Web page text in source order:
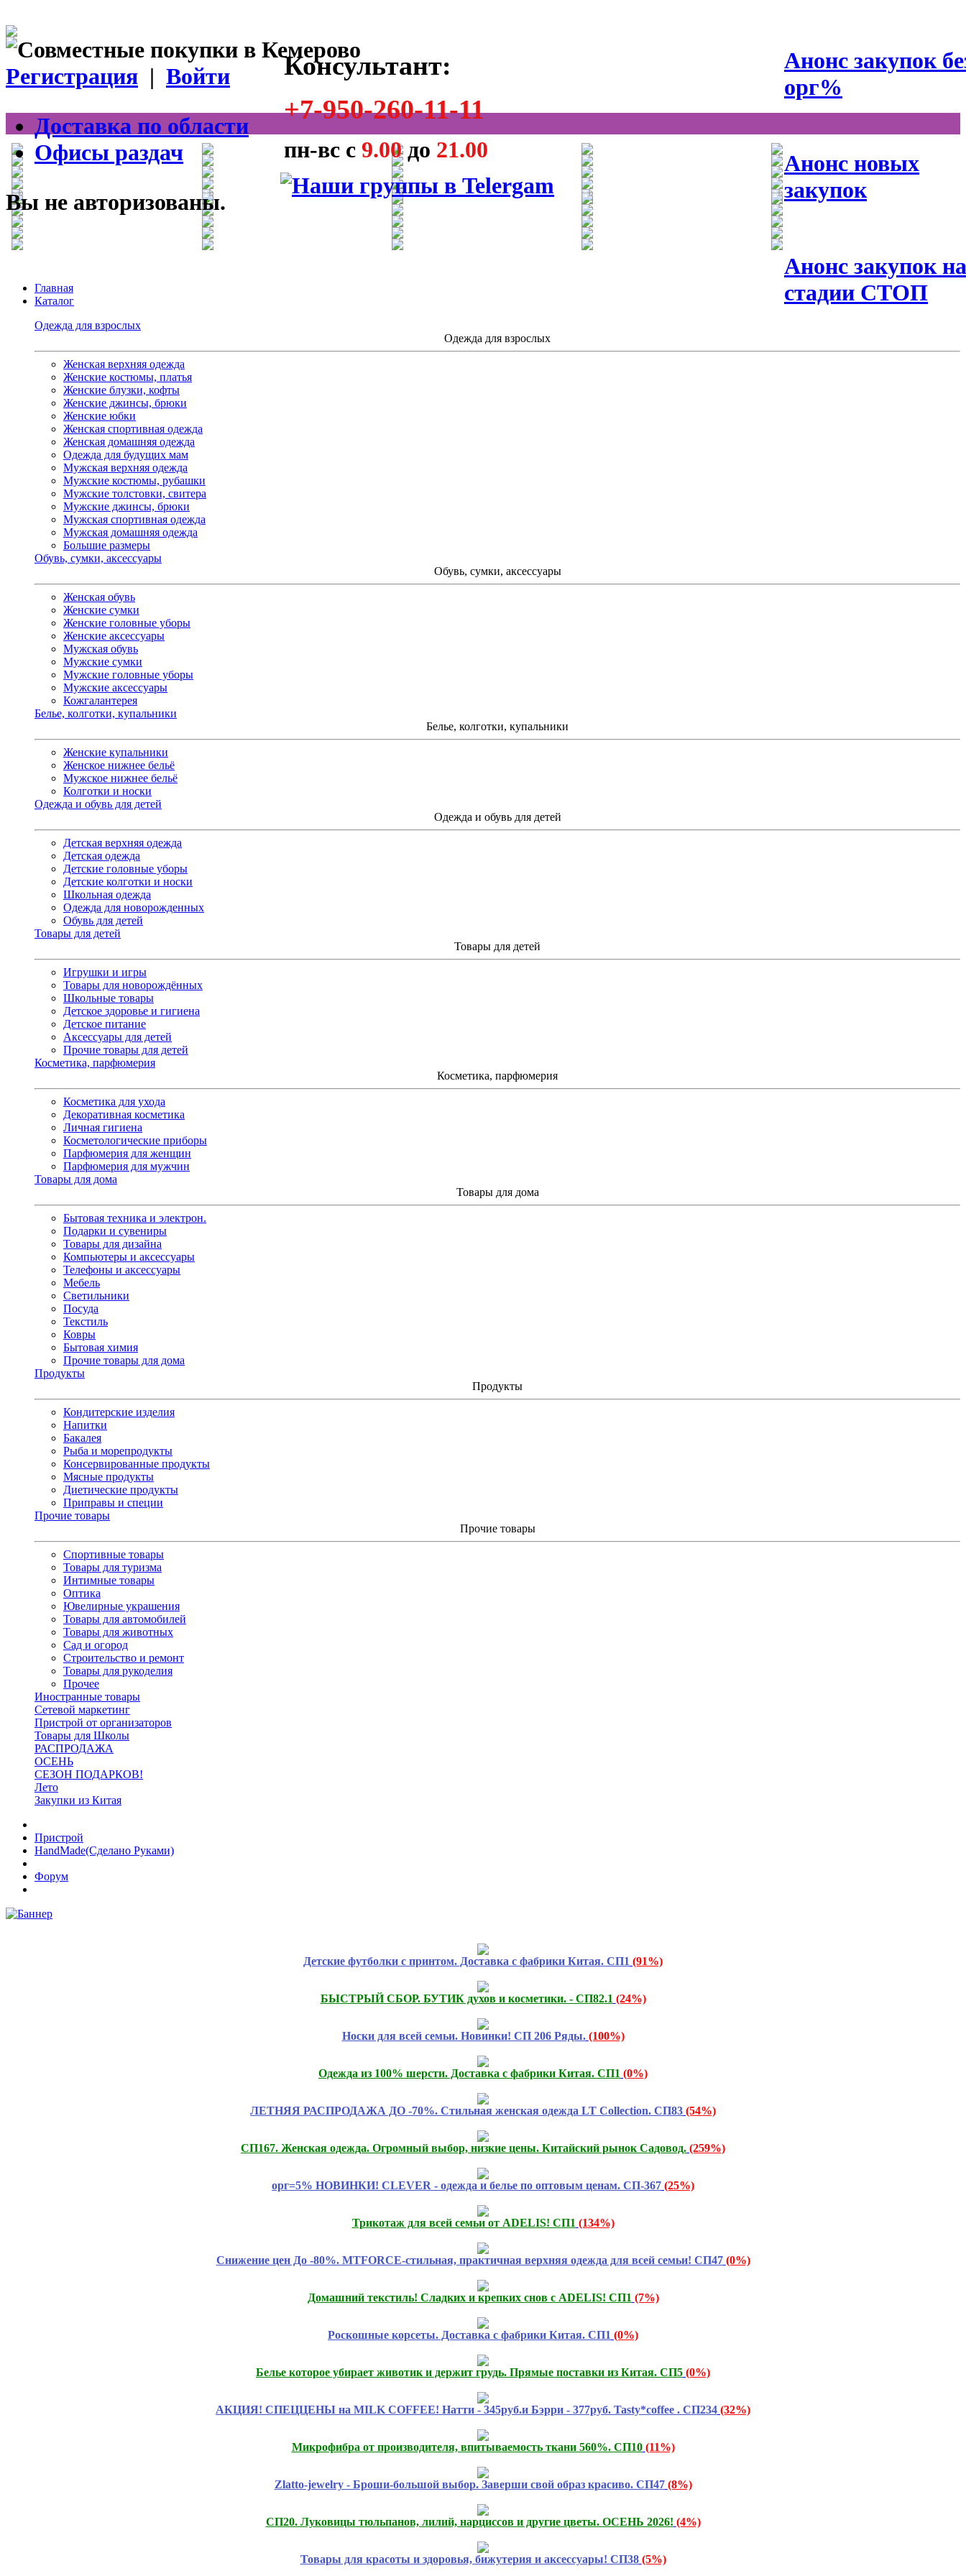
Анонс закупок
орг%
Анонс новых
закупок
Анонс закупок на
стадии СТОП
Консультант:
+7-950-260-11-11
пн-вс с 9.00до 21.00
Регистрация | Войти
Доставка по области
Офисы раздач
Вы не авторизованы.
Главная
Каталог
Одежда для взрослых
Одежда для взрослых
Женская верхняя одежда
Женские костюмы, платья
Женские блузки, кофты
Женские джинсы, брюки
Женские юбки
Женская спортивная одежда
Женская домашняя одежда
Одежда для будущих мам
Мужская верхняя одежда
Мужские костюмы, рубашки
Мужские толстовки, свитера
Мужские джинсы, брюки
Мужская спортивная одежда
Мужская домашняя одежда
Большие размеры
Обувь, сумки, аксессуары
Обувь, сумки, аксессуары
Женская обувь
Женские сумки
Женские головные уборы
Женские аксессуары
Мужская обувь
Мужские сумки
Мужские головные уборы
Мужские аксессуары
Кожгалантерея
Белье, колготки, купальники
Белье, колготки, купальники
Женские купальники
Женское нижнее бельё
Мужское нижнее бельё
Колготки и носки
Одежда и обувь для детей
Одежда и обувь для детей
Детская верхняя одежда
Детская одежда
Детские головные уборы
Детские колготки и носки
Школьная одежда
Одежда для новорожденных
Обувь для детей
Товары для детей
Товары для детей
Игрушки и игры
Товары для новорождённых
Школьные товары
Детское здоровье и гигиена
Детское питание
Аксессуары для детей
Прочие товары для детей
Косметика, парфюмерия
Косметика, парфюмерия
Косметика для ухода
Декоративная косметика
Личная гигиена
Косметологические приборы
Парфюмерия для женщин
Парфюмерия для мужчин
Товары для дома
Товары для дома
Бытовая техника и электрон.
Подарки и сувениры
Товары для дизайна
Компьютеры и аксессуары
Телефоны и аксессуары
Мебель
Светильники
Посуда
Текстиль
Ковры
Бытовая химия
Прочие товары для дома
Продукты
Продукты
Кондитерские изделия
Напитки
Бакалея
Рыба и морепродукты
Консервированные продукты
Мясные продукты
Диетические продукты
Приправы и специи
Прочие товары
Прочие товары
Спортивные товары
Товары для туризма
Интимные товары
Оптика
Ювелирные украшения
Товары для автомобилей
Товары для животных
Сад и огород
Строительство и ремонт
Товары для рукоделия
Прочее
Иностранные товары
Сетевой маркетинг
Пристрой от организаторов
Товары для Школы
РАСПРОДАЖА
ОСЕНЬ
СЕЗОН ПОДАРКОВ!
Лето
Закупки из Китая
Пристрой
HandMade(Сделано Руками)
Форум
Детские футболки с принтом. Доставка с фабрики Китая. СП1 (91%)
БЫСТРЫЙ СБОР. БУТИК духов и косметики. - СП82.1 (24%)
Носки для всей семьи. Новинки! СП 206 Ряды. (100%)
Одежда из 100% шерсти. Доставка с фабрики Китая. СП1 (0%)
ЛЕТНЯЯ РАСПРОДАЖА ДО -70%. Стильная женская одежда LT Collection. СП83 (54%)
СП167. Женская одежда. Огромный выбор, низкие цены. Китайский рынок Садовод. (259%)
орг=5% НОВИНКИ! CLEVER - одежда и белье по оптовым ценам. СП-367 (25%)
Трикотаж для всей семьи от ADELIS! СП1 (134%)
Снижение цен До -80%. MTFORCE-стильная, практичная верхняя одежда для всей семьи! СП47 (0%)
Домашний текстиль! Сладких и крепких снов с ADELIS! СП1 (7%)
Роскошные корсеты. Доставка с фабрики Китая. СП1 (0%)
Белье которое убирает животик и держит грудь. Прямые поставки из Китая. СП5 (0%)
АКЦИЯ! СПЕЦЦЕНЫ на MILK COFFEE! Натти - 345руб.и Бэрри - 377руб. Tasty*coffee . СП234 (32%)
Микрофибра от производителя, впитываемость ткани 560%. СП10 (11%)
Zlatto-jewelry - Броши-большой выбор. Заверши свой образ красиво. СП47 (8%)
СП20. Луковицы тюльпанов, лилий, нарциссов и другие цветы. ОСЕНЬ 2026! (4%)
Товары для красоты и здоровья, бижутерия и аксессуары! СП38 (5%)